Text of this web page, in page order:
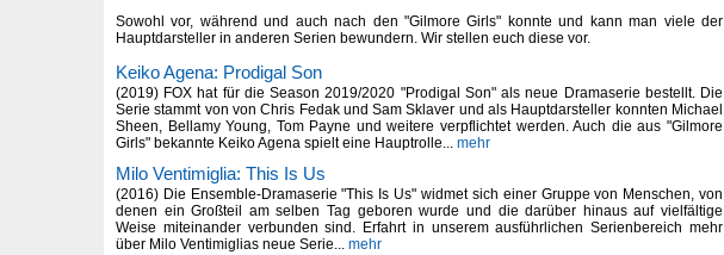
Sowohl vor, während und auch nach den "Gilmore Girls" konnte und kann man viele der
Hauptdarsteller in anderen Serien bewundern. Wir stellen euch diese vor.
Keiko Agena: Prodigal Son
(2019) FOX hat für die Season 2019/2020 "Prodigal Son" als neue Dramaserie bestellt. Die
Serie stammt von von Chris Fedak und Sam Sklaver und als Hauptdarsteller konnten Michael
Sheen, Bellamy Young, Tom Payne und weitere verpflichtet werden. Auch die aus "Gilmore
Girls" bekannte Keiko Agena spielt eine Hauptrolle... mehr
Milo Ventimiglia: This Is Us
(2016) Die Ensemble-Dramaserie "This Is Us" widmet sich einer Gruppe von Menschen, von
denen ein Großteil am selben Tag geboren wurde und die darüber hinaus auf vielfältige
Weise miteinander verbunden sind. Erfahrt in unserem ausführlichen Serienbereich mehr
über Milo Ventimiglias neue Serie... mehr